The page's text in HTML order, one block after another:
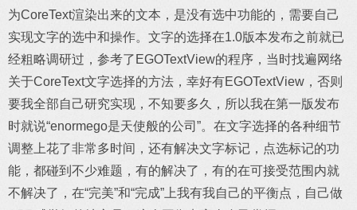
为CoreText渲染出来的文本，是没有选中功能的，需要自己
实现文字的选中和操作。文字的选择在1.0版本发布之前就已
经粗略调研过，参考了EGOTextView的程序，当时找遍网络
关于CoreText文字选择的方法，幸好有EGOTextView，否则
要我全部自己研究实现，不知要多久，所以我在第一版发布
时就说“enormego是天使般的公司”。在文字选择的各种细节
调整上花了非常多时间，还有解决文字标记，点选标记的功
能，都碰到不少难题，有的解决了，有的在可接受范围内就
不解决了，在“完美”和“完成”上我有我自己的平衡点，自己做